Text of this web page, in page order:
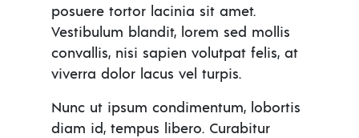
posuere tortor lacinia sit amet.
Vestibulum blandit, lorem sed mollis
convallis, nisi sapien volutpat felis, at
viverra dolor lacus vel turpis.
Nunc ut ipsum condimentum, lobortis
diam id, tempus libero. Curabitur